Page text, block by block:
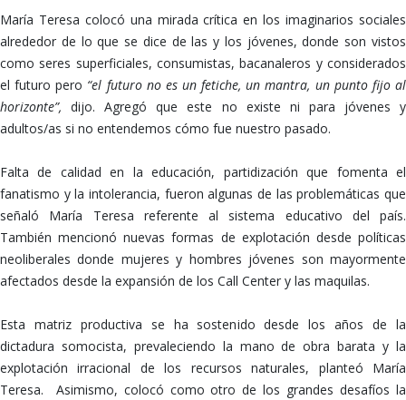
María Teresa colocó una mirada crítica en los imaginarios sociales
alrededor de lo que se dice de las y los jóvenes, donde son vistos
como seres superficiales, consumistas, bacanaleros y considerados
el futuro pero “el futuro no es un fetiche, un mantra, un punto fijo al
horizonte”,dijo. Agregó que este no existe ni para jóvenes y
adultos/as si no entendemos cómo fue nuestro pasado.
Falta de calidad en la educación, partidización que fomenta el
fanatismo y la intolerancia, fueron algunas de las problemáticas que
señaló María Teresa referente al sistema educativo del país.
También mencionó nuevas formas de explotación desde políticas
neoliberales donde mujeres y hombres jóvenes son mayormente
afectados desde la expansión de los Call Center y las maquilas.
Esta matriz productiva se ha sostenido desde los años de la
dictadura somocista, prevaleciendo la mano de obra barata y la
explotación irracional de los recursos naturales, planteó María
Teresa. Asimismo, colocó como otro de los grandes desafíos la